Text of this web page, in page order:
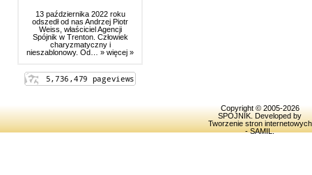
13 października 2022 roku
odszedł od nas Andrzej Piotr
Weiss, właściciel Agencji
Spójnik w Trenton. Człowiek
charyzmatyczny i
nieszablonowy. Od… » więcej »
Copyright © 2005-2026
SPOJNIK . Developed by
Tworzenie stron internetowych
- SAMIL.